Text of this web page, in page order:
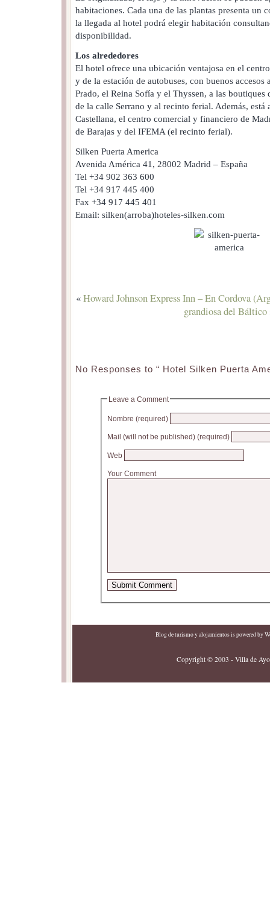
habitaciones. Cada una de las plantas presenta un
la llegada al hotel podrá elegir habitación
disponibilidad.
Los alrededores
El hotel ofrece una ubicación ventajosa en el
y de la estación de autobuses, con buenos accesos
Prado, el Reina Sofía y el Thyssen, a las boutiques
de la calle Serrano y al recinto ferial. Además, está
Castellana, el centro comercial y financiero de
de Barajas y del IFEMA (el recinto ferial).
Silken Puerta America
Avenida América 41, 28002 Madrid – España
Tel +34 902 363 600
Tel +34 917 445 400
Fax +34 917 445 401
Email: silken(arroba)hoteles-silken.com
«Howard Johnson Express Inn – En Cordova
grandiosa del Báltico
No Responses to “ Hotel Silken Puerta
Leave a Comment
Nombre (required)
Mail (will not be published) (required)
Web
Your Comment
Blog de turismo y alojamientosis powered by
Copyright © 2003 - Villa de